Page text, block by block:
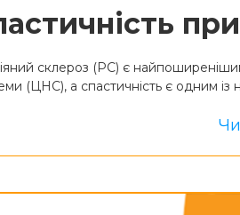
склероз (РС) є
(ЦНС), а спастичність є одним із